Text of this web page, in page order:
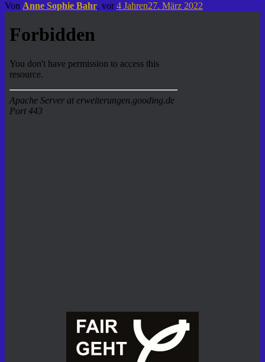
Von Anne Sophie Bahr, vor4 Jahren27. März 2022